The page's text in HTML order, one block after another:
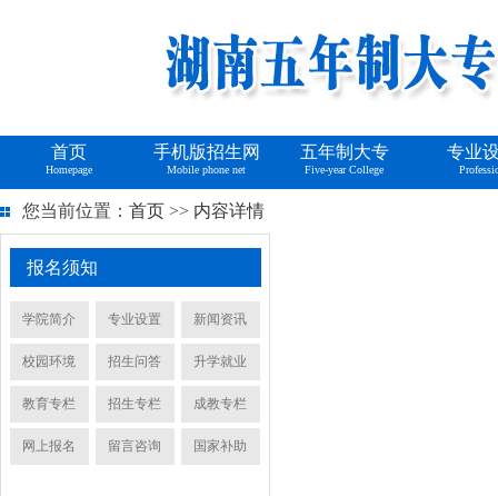
首页
Homepage
手机版招生网
Mobile phone net
五年制大专
Five-year College
专业
您当前位置： 首页 >> 内容详情
报名须知
学院简介 专业设置 新闻资讯
校园环境 招生问答 升学就业
教育专栏 招生专栏 成教专栏
网上报名 留言咨询 国家补助